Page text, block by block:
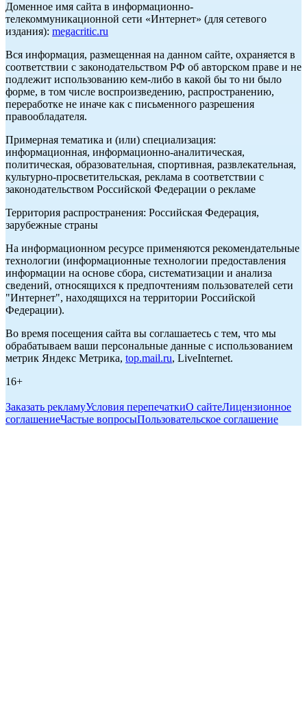
Доменное имя сайта в информационно-
телекоммуникационной сети «Интернет» (для сетевого
издания): megacritic.ru
Вся информация, размещенная на данном сайте, охраняется в
соответствии с законодательством РФ об авторском праве и не
подлежит использованию кем-либо в какой бы то ни было
форме, в том числе воспроизведению, распространению,
переработке не иначе как с письменного разрешения
правообладателя.
Примерная тематика и (или) специализация:
информационная, информационно-аналитическая,
политическая, образовательная, спортивная, развлекательная,
культурно-просветительская, реклама в соответствии с
законодательством Российской Федерации о рекламе
Территория распространения: Российская Федерация,
зарубежные страны
На информационном ресурсе применяются рекомендательные
технологии (информационные технологии предоставления
информации на основе сбора, систематизации и анализа
сведений, относящихся к предпочтениям пользователей сети
"Интернет", находящихся на территории Российской
Федерации).
Во время посещения сайта вы соглашаетесь с тем, что мы
обрабатываем ваши персональные данные с использованием
метрик Яндекс Метрика, top.mail.ru, LiveInternet.
16+
Заказать рекламуУсловия перепечаткиО сайтеЛицензионное
соглашениеЧастые вопросыПользовательское соглашение